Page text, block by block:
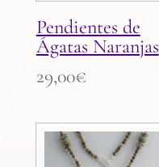
Pendientes de
Ágatas Naranjas
29,00€